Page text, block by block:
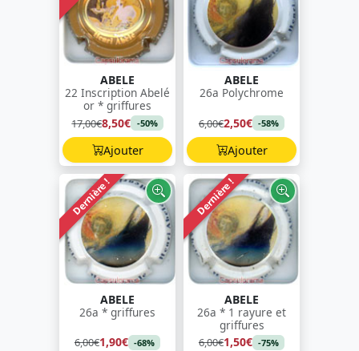
ABELE
22 Inscription Abelé
or * griffures
17,00€8,50€ -50%
Ajouter
ABELE
26a Polychrome
6,00€2,50€ -58%
Ajouter
Dernière !
ABELE
26a * griffures
6,00€1,90€ -68%
Dernière !
ABELE
26a * 1 rayure et
griffures
6,00€1,50€ -75%